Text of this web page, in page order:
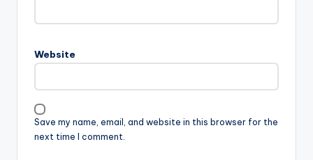
Website
Save my name, email, and website in this browser for the
next time I comment.